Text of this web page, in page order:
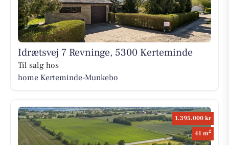
Idrætsvej 7 Revninge, 5300 Kerteminde
Til salg hos
home Kerteminde-Munkebo
1.395.000 kr
41 m2